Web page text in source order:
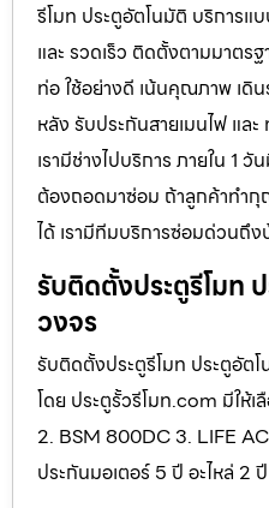
รีโมท ประตูอัตโนมัติ บริการ
และ รวดเร็ว ติดตั้งตามมาต
ท่อ ใช้อย่างดี เน้นคุณภาพ เดิ
หลัง รับประกันสายเมนไฟ แ
เรามีช่างไปบริการ ภายใน 1
ต้องถอดมาซ่อม ถ้าลูกค้าทำ
ได้ เรามีทีมบริการซ่อมด่วนถึง
รับติดตั้งประตูรีโมท
วงจร
รับติดตั้งประตูรีโมท ประตูอัต
โดย ประตูรั้วรีโมท.com มีให้
2. BSM 800DC 3. LIFE
ประกันมอเตอร์ 5 ปี อะไหล่ 2 ปี